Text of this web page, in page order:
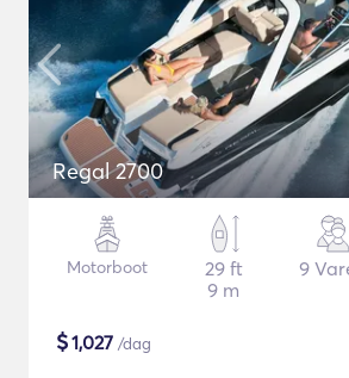
Regal 2700
Motorboot
29 ft
9 m
9
$1,027 /dag